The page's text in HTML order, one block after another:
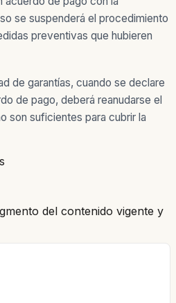
se suspenderá el procedimiento
preventivas que hubieren
de garantías, cuando se declare
de pago, deberá reanudarse el
son suficientes para cubrir la
del contenido vigente y